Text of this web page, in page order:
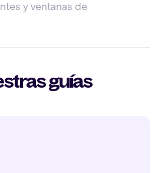
y ventanas de
guías